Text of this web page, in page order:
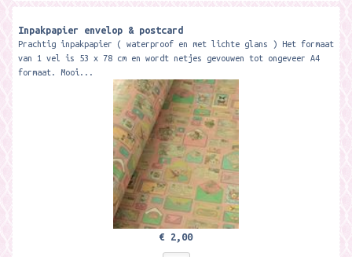
Inpakpapier envelop & postcard
Prachtig inpakpapier ( waterproof en met lichte glans ) Het formaat
van 1 vel is 53 x 78 cm en wordt netjes gevouwen tot ongeveer A4
formaat. Mooi...
€ 2,00